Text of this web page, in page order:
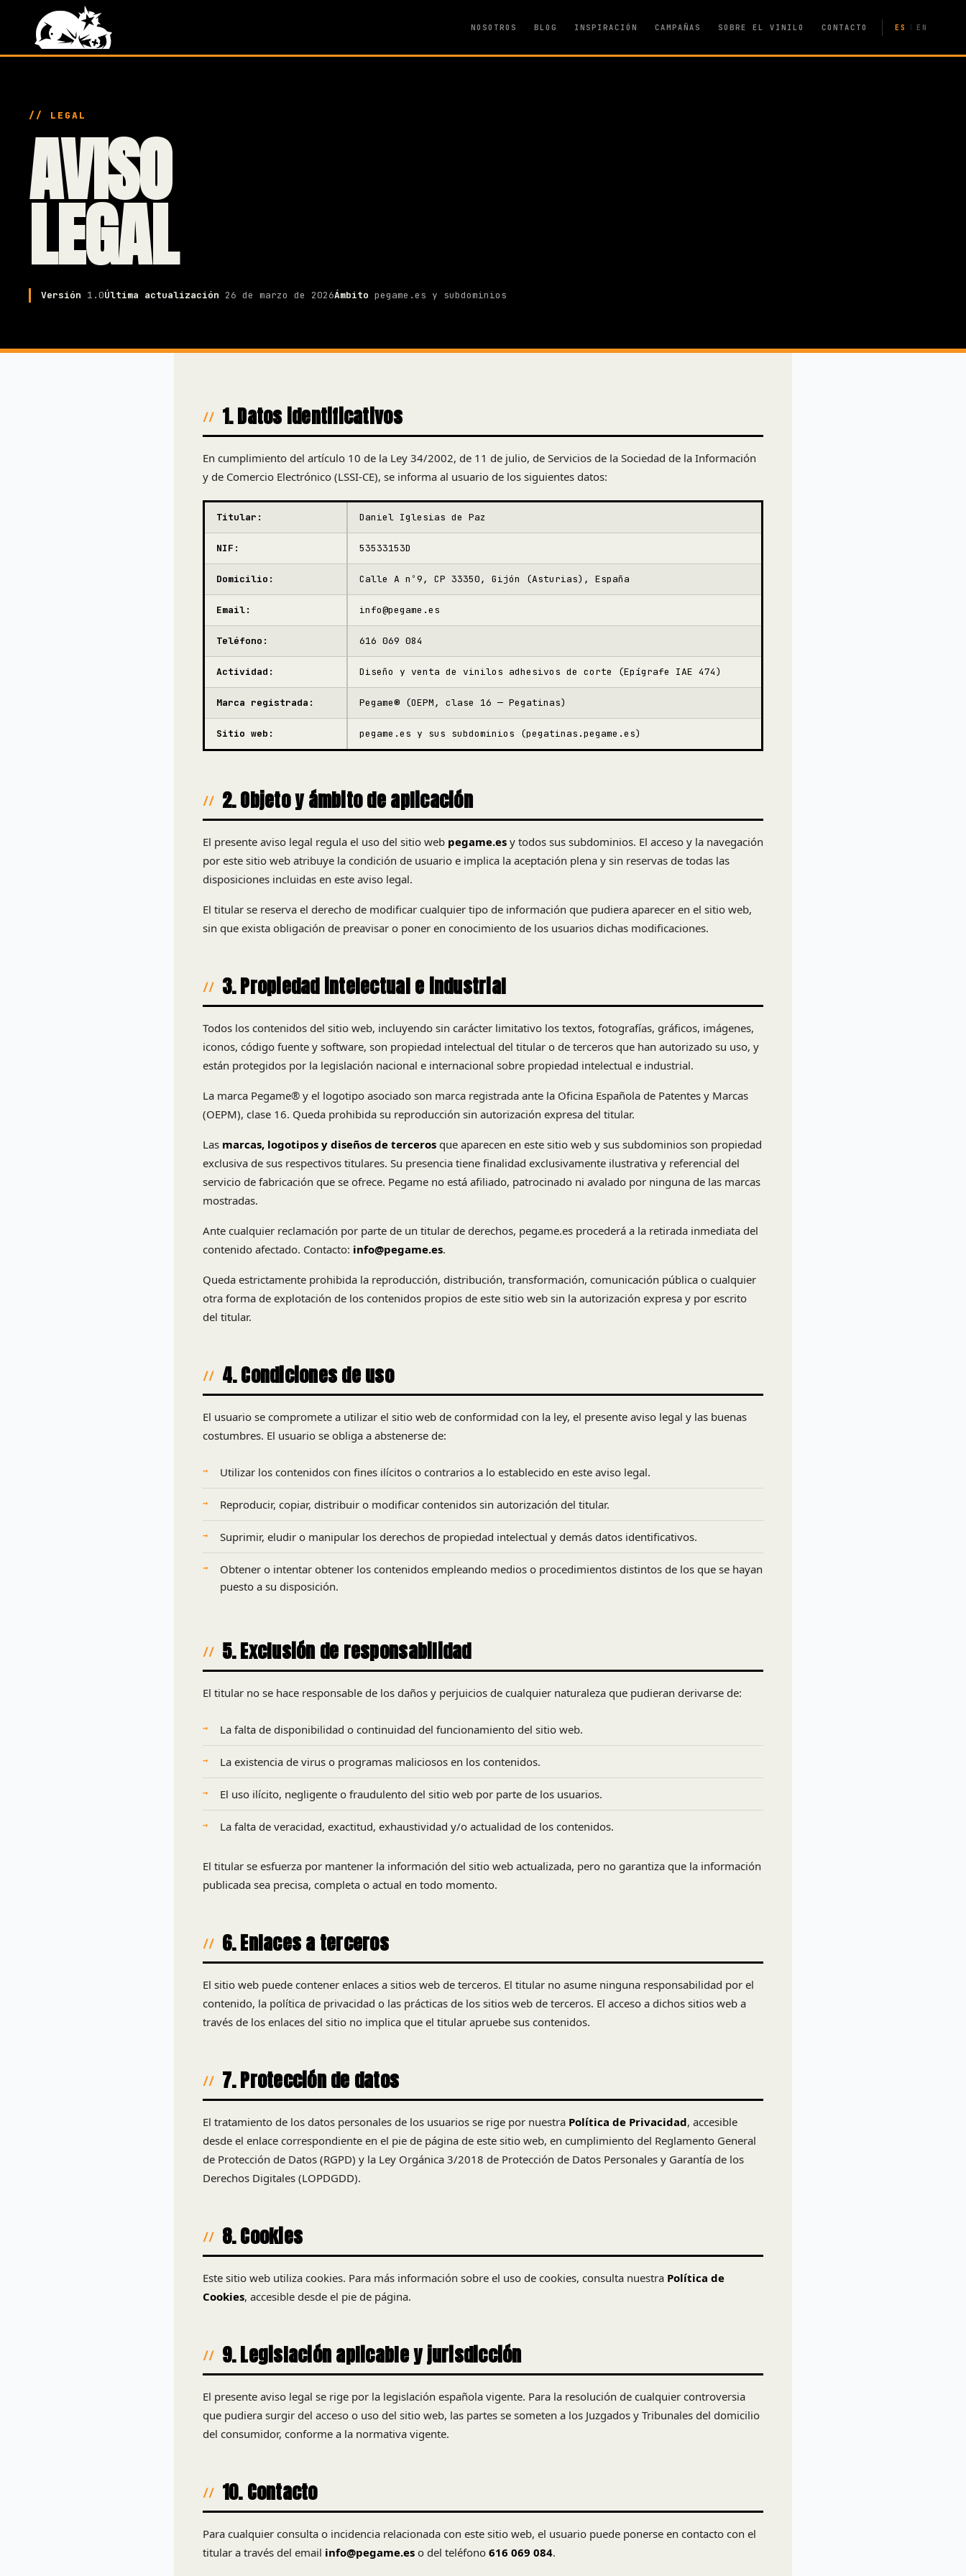
NOSOTROS BLOG INSPIRACIÓN CAMPAÑAS SOBRE EL VINILO CONTACTO ES EN
// LEGAL
AVISO
LEGAL
Versión 1.0Última actualización 26 de marzo de 2026Ámbito pegame.es y subdominios
1. Datos identificativos
En cumplimiento del artículo 10 de la Ley 34/2002, de 11 de julio, de Servicios de la Sociedad de la Información
y de Comercio Electrónico (LSSI-CE), se informa al usuario de los siguientes datos:
Titular: Daniel Iglesias de Paz
NIF: 53533153D
Domicilio: Calle A nº9, CP 33350, Gijón (Asturias), España
Email: info@pegame.es
Teléfono: 616 069 084
Actividad: Diseño y venta de vinilos adhesivos de corte (Epígrafe IAE 474)
Marca registrada: Pegame® (OEPM, clase 16 — Pegatinas)
Sitio web: pegame.es y sus subdominios (pegatinas.pegame.es)
2. Objeto y ámbito de aplicación
El presente aviso legal regula el uso del sitio web pegame.es y todos sus subdominios. El acceso y la navegación
por este sitio web atribuye la condición de usuario e implica la aceptación plena y sin reservas de todas las
disposiciones incluidas en este aviso legal.
El titular se reserva el derecho de modificar cualquier tipo de información que pudiera aparecer en el sitio web,
sin que exista obligación de preavisar o poner en conocimiento de los usuarios dichas modificaciones.
3. Propiedad intelectual e industrial
Todos los contenidos del sitio web, incluyendo sin carácter limitativo los textos, fotografías, gráficos, imágenes,
iconos, código fuente y software, son propiedad intelectual del titular o de terceros que han autorizado su uso, y
están protegidos por la legislación nacional e internacional sobre propiedad intelectual e industrial.
La marca Pegame® y el logotipo asociado son marca registrada ante la Oficina Española de Patentes y Marcas
(OEPM), clase 16. Queda prohibida su reproducción sin autorización expresa del titular.
Las marcas, logotipos y diseños de terceros que aparecen en este sitio web y sus subdominios son propiedad
exclusiva de sus respectivos titulares. Su presencia tiene finalidad exclusivamente ilustrativa y referencial del
servicio de fabricación que se ofrece. Pegame no está afiliado, patrocinado ni avalado por ninguna de las marcas
mostradas.
Ante cualquier reclamación por parte de un titular de derechos, pegame.es procederá a la retirada inmediata del
contenido afectado. Contacto: info@pegame.es.
Queda estrictamente prohibida la reproducción, distribución, transformación, comunicación pública o cualquier
otra forma de explotación de los contenidos propios de este sitio web sin la autorización expresa y por escrito
del titular.
4. Condiciones de uso
El usuario se compromete a utilizar el sitio web de conformidad con la ley, el presente aviso legal y las buenas
costumbres. El usuario se obliga a abstenerse de:
Utilizar los contenidos con fines ilícitos o contrarios a lo establecido en este aviso legal.
Reproducir, copiar, distribuir o modificar contenidos sin autorización del titular.
Suprimir, eludir o manipular los derechos de propiedad intelectual y demás datos identificativos.
Obtener o intentar obtener los contenidos empleando medios o procedimientos distintos de los que se hayan
puesto a su disposición.
5. Exclusión de responsabilidad
El titular no se hace responsable de los daños y perjuicios de cualquier naturaleza que pudieran derivarse de:
La falta de disponibilidad o continuidad del funcionamiento del sitio web.
La existencia de virus o programas maliciosos en los contenidos.
El uso ilícito, negligente o fraudulento del sitio web por parte de los usuarios.
La falta de veracidad, exactitud, exhaustividad y/o actualidad de los contenidos.
El titular se esfuerza por mantener la información del sitio web actualizada, pero no garantiza que la información
publicada sea precisa, completa o actual en todo momento.
6. Enlaces a terceros
El sitio web puede contener enlaces a sitios web de terceros. El titular no asume ninguna responsabilidad por el
contenido, la política de privacidad o las prácticas de los sitios web de terceros. El acceso a dichos sitios web a
través de los enlaces del sitio no implica que el titular apruebe sus contenidos.
7. Protección de datos
El tratamiento de los datos personales de los usuarios se rige por nuestra Política de Privacidad, accesible
desde el enlace correspondiente en el pie de página de este sitio web, en cumplimiento del Reglamento General
de Protección de Datos (RGPD) y la Ley Orgánica 3/2018 de Protección de Datos Personales y Garantía de los
Derechos Digitales (LOPDGDD).
8. Cookies
Este sitio web utiliza cookies. Para más información sobre el uso de cookies, consulta nuestra Política de
Cookies, accesible desde el pie de página.
9. Legislación aplicable y jurisdicción
El presente aviso legal se rige por la legislación española vigente. Para la resolución de cualquier controversia
que pudiera surgir del acceso o uso del sitio web, las partes se someten a los Juzgados y Tribunales del domicilio
del consumidor, conforme a la normativa vigente.
10. Contacto
Para cualquier consulta o incidencia relacionada con este sitio web, el usuario puede ponerse en contacto con el
titular a través del email info@pegame.es o del teléfono 616 069 084.